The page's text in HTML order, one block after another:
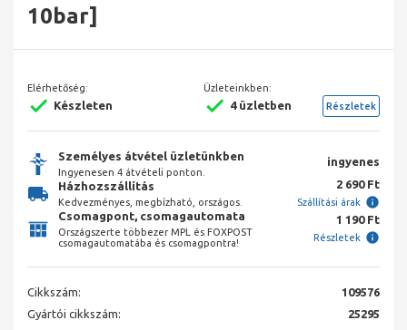
10bar]
Elérhetőség:
Készleten
Üzleteinkben:
4 üzletben Részletek
Személyes átvétel üzletünkben
Ingyenesen 4 átvételi ponton.
ingyenes
Házhozszállítás
Kedvezményes, megbízható, országos.
2 690 Ft
Szállítási árak
Csomagpont, csomagautomata
Országszerte többezer MPL és FOXPOST
csomagautomatába és csomagpontra!
1 190 Ft
Részletek
Cikkszám:
109576
Gyártói cikkszám:
25295